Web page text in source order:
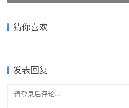
猜你喜欢
Mono 住宅 / Patio Estudio
水平延展的“山水”之家 / 原典
桂林福达总部基地 / 帝奥·墨度
发表回复
请登录后评论...